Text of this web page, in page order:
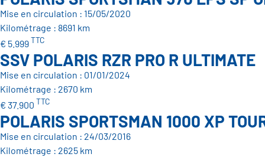
Mise en circulation : 15/05/2020
Kilométrage : 8691 km
€ 5.999TTC
SSV POLARIS RZR PRO R ULTIMATE
Mise en circulation : 01/01/2024
Kilométrage : 2670 km
€ 37.900 TTC
POLARIS SPORTSMAN 1000 XP
Mise en circulation : 24/03/2016
Kilométrage : 2625 km